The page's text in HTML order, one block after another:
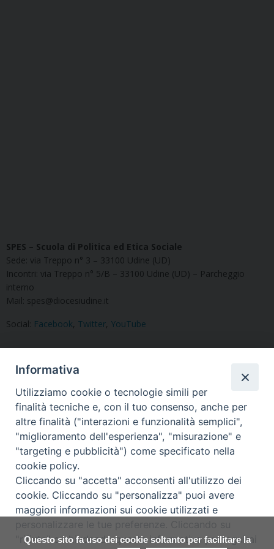
Questo sito fa uso dei cookie soltanto per facilitare la
SPES – Scuola di Politica ed Etica Sociale
Sede: via Treppo n° 3 – 33100 Udine (UD)
Incontri: via Treppo n° 5/B – 33100 Udine (UD) – Parcheggio
interno
Mail: spes@diocesiudine.it
Social: Facebook Twitter YouTube
Condividi questo articolo
Segui la SPES sui social
Copyright © Arcidiocesi di Udine
Piazza Patriarcato, 1 - 33100 Udine
Informativa
Utilizziamo cookie o tecnologie simili per
finalità tecniche e, con il tuo consenso, anche per
altre finalità ("interazioni e funzionalità semplici",
"miglioramento dell'esperienza", "misurazione" e
"targeting e pubblicità") come specificato nella
cookie policy.
Cliccando su "accetta" acconsenti all'utilizzo dei
cookie. Cliccando su "personalizza" puoi avere
maggiori informazioni sui cookie utilizzati e
"rifiuta" o chiudendo questa informativa proseguirai